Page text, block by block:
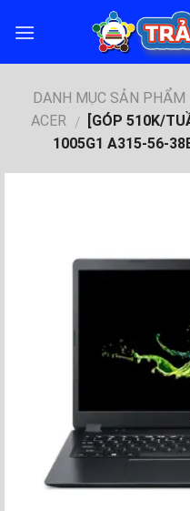
DANH MỤC SẢN PHẨM
ACER /
[GÓP 510K/
1005G1 A315-56-